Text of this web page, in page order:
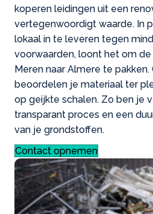
koperen leidingen uit een
vertegenwoordigt waarde. In
lokaal in te leveren tegen
voorwaarden, loont het om
Meren naar Almere te
beoordelen je materiaal ter
op geijkte schalen. Zo ben je
transparant proces en een
van je grondstoffen.
Contact opnemen